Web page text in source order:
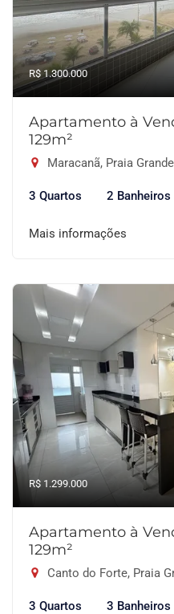
R$ 1.300.000
Apartamento à
129m²
Maracanã, Praia
3 Quartos 2 Banheiros
Mais informações
R$ 1.299.000
Apartamento à
129m²
Canto do Forte, Praia
3 Quartos 3 Banheiros